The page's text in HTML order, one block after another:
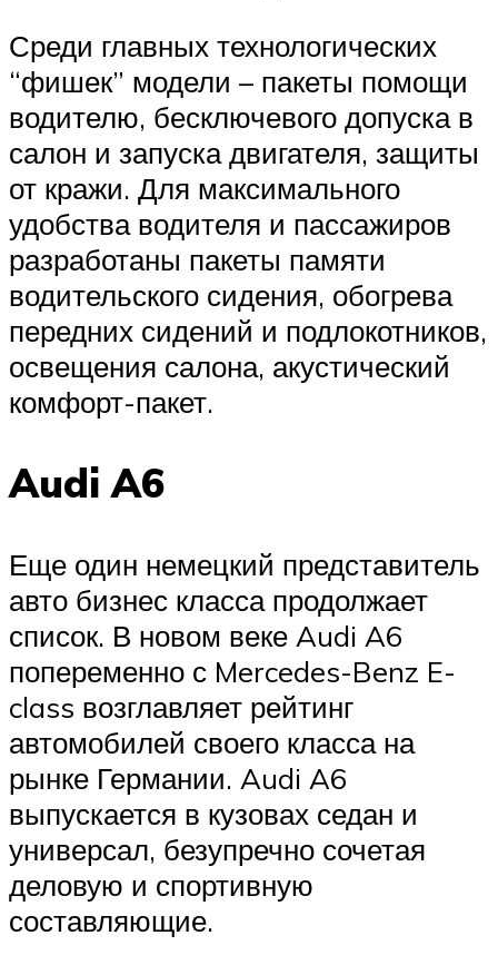
Среди главных технологических
“фишек” модели – пакеты помощи
водителю, бесключевого допуска в
салон и запуска двигателя, защиты
от кражи. Для максимального
удобства водителя и пассажиров
разработаны пакеты памяти
водительского сидения, обогрева
передних сидений и подлокотников,
освещения салона, акустический
комфорт-пакет.
Audi A6
Еще один немецкий представитель
авто бизнес класса продолжает
список. В новом веке Audi A6
попеременно с Mercedes-Benz E-
class возглавляет рейтинг
автомобилей своего класса на
рынке Германии. Audi A6
выпускается в кузовах седан и
универсал, безупречно сочетая
деловую и спортивную
составляющие.